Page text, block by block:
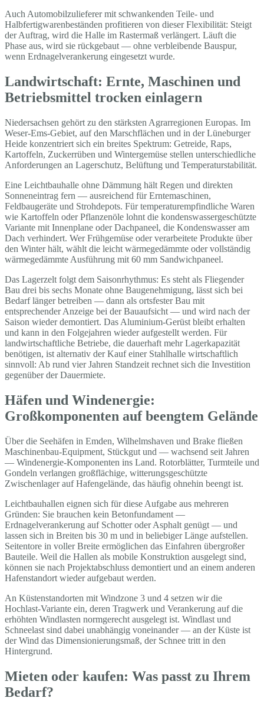
Auch Automobilzulieferer mit schwankenden Teile- und
Halbfertigwarenbeständen profitieren von dieser Flexibilität: Steigt
der Auftrag, wird die Halle im Rastermaß verlängert. Läuft die
Phase aus, wird sie rückgebaut — ohne verbleibende Bauspur,
wenn Erdnagelverankerung eingesetzt wurde.
Landwirtschaft: Ernte, Maschinen und
Betriebsmittel trocken einlagern
Niedersachsen gehört zu den stärksten Agrarregionen Europas. Im
Weser-Ems-Gebiet, auf den Marschflächen und in der Lüneburger
Heide konzentriert sich ein breites Spektrum: Getreide, Raps,
Kartoffeln, Zuckerrüben und Wintergemüse stellen unterschiedliche
Anforderungen an Lagerschutz, Belüftung und Temperaturstabilität.
Eine Leichtbauhalle ohne Dämmung hält Regen und direkten
Sonneneintrag fern — ausreichend für Erntemaschinen,
Feldbaugeräte und Strohdepots. Für temperaturempfindliche Waren
wie Kartoffeln oder Pflanzenöle lohnt die kondenswassergeschützte
Variante mit Innenplane oder Dachpaneel, die Kondenswasser am
Dach verhindert. Wer Frühgemüse oder verarbeitete Produkte über
den Winter hält, wählt die leicht wärmegedämmte oder vollständig
wärmegedämmte Ausführung mit 60 mm Sandwichpaneel.
Das Lagerzelt folgt dem Saisonrhythmus: Es steht als Fliegender
Bau drei bis sechs Monate ohne Baugenehmigung, lässt sich bei
Bedarf länger betreiben — dann als ortsfester Bau mit
entsprechender Anzeige bei der Bauaufsicht — und wird nach der
Saison wieder demontiert. Das Aluminium-Gerüst bleibt erhalten
und kann in den Folgejahren wieder aufgestellt werden. Für
landwirtschaftliche Betriebe, die dauerhaft mehr Lagerkapazität
benötigen, ist alternativ der Kauf einer Stahlhalle wirtschaftlich
sinnvoll: Ab rund vier Jahren Standzeit rechnet sich die Investition
gegenüber der Dauermiete.
Häfen und Windenergie:
Großkomponenten auf beengtem Gelände
Über die Seehäfen in Emden, Wilhelmshaven und Brake fließen
Maschinenbau-Equipment, Stückgut und — wachsend seit Jahren
— Windenergie-Komponenten ins Land. Rotorblätter, Turmteile und
Gondeln verlangen großflächige, witterungsgeschützte
Zwischenlager auf Hafengelände, das häufig ohnehin beengt ist.
Leichtbauhallen eignen sich für diese Aufgabe aus mehreren
Gründen: Sie brauchen kein Betonfundament —
Erdnagelverankerung auf Schotter oder Asphalt genügt — und
lassen sich in Breiten bis 30 m und in beliebiger Länge aufstellen.
Seitentore in voller Breite ermöglichen das Einfahren übergroßer
Bauteile. Weil die Hallen als mobile Konstruktion ausgelegt sind,
können sie nach Projektabschluss demontiert und an einem anderen
Hafenstandort wieder aufgebaut werden.
An Küstenstandorten mit Windzone 3 und 4 setzen wir die
Hochlast-Variante ein, deren Tragwerk und Verankerung auf die
erhöhten Windlasten normgerecht ausgelegt ist. Windlast und
Schneelast sind dabei unabhängig voneinander — an der Küste ist
der Wind das Dimensionierungsmaß, der Schnee tritt in den
Hintergrund.
Mieten oder kaufen: Was passt zu Ihrem
Bedarf?